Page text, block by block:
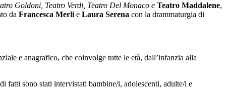
Goldoni, Teatro Verdi, Teatro Del Monaco e Teatro Maddalene,
da Francesca Merli e Laura Serena con la drammaturgia di
e anagrafico, che coinvolge tutte le età, dall’infanzia alla
fatti sono stati intervistati bambine/i, adolescenti, adulte/i e